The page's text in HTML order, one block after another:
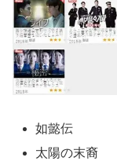
如懿伝
太陽の末裔